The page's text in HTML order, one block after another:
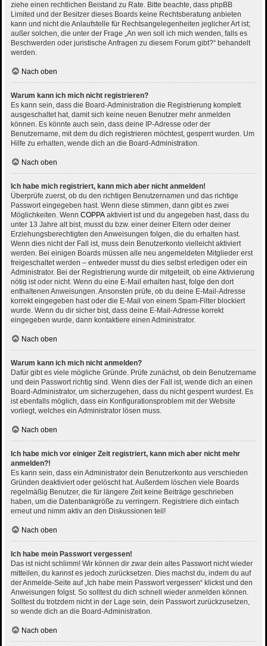
ziehe einen rechtlichen Beistand zu Rate. Bitte beachte, dass phpBB
Limited und der Besitzer dieses Boards keine Rechtsberatung anbieten
kann und nicht die Anlaufstelle für Rechtsangelegenheiten jeglicher Art ist;
außer solchen, die unter der Frage „An wen soll ich mich wenden, falls es
Beschwerden oder juristische Anfragen zu diesem Forum gibt?“ behandelt
werden.
Nach oben
Warum kann ich mich nicht registrieren?
Es kann sein, dass die Board-Administration die Registrierung komplett
ausgeschaltet hat, damit sich keine neuen Benutzer mehr anmelden
können. Es könnte auch sein, dass deine IP-Adresse oder der
Benutzername, mit dem du dich registrieren möchtest, gesperrt wurden. Um
Hilfe zu erhalten, wende dich an die Board-Administration.
Nach oben
Ich habe mich registriert, kann mich aber nicht anmelden!
Überprüfe zuerst, ob du den richtigen Benutzernamen und das richtige
Passwort eingegeben hast. Wenn diese stimmen, dann gibt es zwei
Möglichkeiten. Wenn COPPA aktiviert ist und du angegeben hast, dass du
unter 13 Jahre alt bist, musst du bzw. einer deiner Eltern oder deiner
Erziehungsberechtigten den Anweisungen folgen, die du erhalten hast.
Wenn dies nicht der Fall ist, muss dein Benutzerkonto vielleicht aktiviert
werden. Bei einigen Boards müssen alle neu angemeldeten Mitglieder erst
freigeschaltet werden – entweder musst du dies selbst erledigen oder ein
Administrator. Bei der Registrierung wurde dir mitgeteilt, ob eine Aktivierung
nötig ist oder nicht. Wenn du eine E-Mail erhalten hast, folge den dort
enthaltenen Anweisungen. Ansonsten prüfe, ob du deine E-Mail-Adresse
korrekt eingegeben hast oder die E-Mail von einem Spam-Filter blockiert
wurde. Wenn du dir sicher bist, dass deine E-Mail-Adresse korrekt
eingegeben wurde, dann kontaktiere einen Administrator.
Nach oben
Warum kann ich mich nicht anmelden?
Dafür gibt es viele mögliche Gründe. Prüfe zunächst, ob dein Benutzername
und dein Passwort richtig sind. Wenn dies der Fall ist, wende dich an einen
Board-Administrator, um sicherzugehen, dass du nicht gesperrt wurdest. Es
ist ebenfalls möglich, dass ein Konfigurationsproblem mit der Website
vorliegt, welches ein Administrator lösen muss.
Nach oben
Ich habe mich vor einiger Zeit registriert, kann mich aber nicht mehr
anmelden?!
Es kann sein, dass ein Administrator dein Benutzerkonto aus verschieden
Gründen deaktiviert oder gelöscht hat. Außerdem löschen viele Boards
regelmäßig Benutzer, die für längere Zeit keine Beiträge geschrieben
haben, um die Datenbankgröße zu verringern. Registriere dich einfach
erneut und nimm aktiv an den Diskussionen teil!
Nach oben
Ich habe mein Passwort vergessen!
Das ist nicht schlimm! Wir können dir zwar dein altes Passwort nicht wieder
mitteilen, du kannst es jedoch zurücksetzen. Dies machst du, indem du auf
der Anmelde-Seite auf „Ich habe mein Passwort vergessen“ klickst und den
Anweisungen folgst. So solltest du dich schnell wieder anmelden können.
Solltest du trotzdem nicht in der Lage sein, dein Passwort zurückzusetzen,
so wende dich an die Board-Administration.
Nach oben